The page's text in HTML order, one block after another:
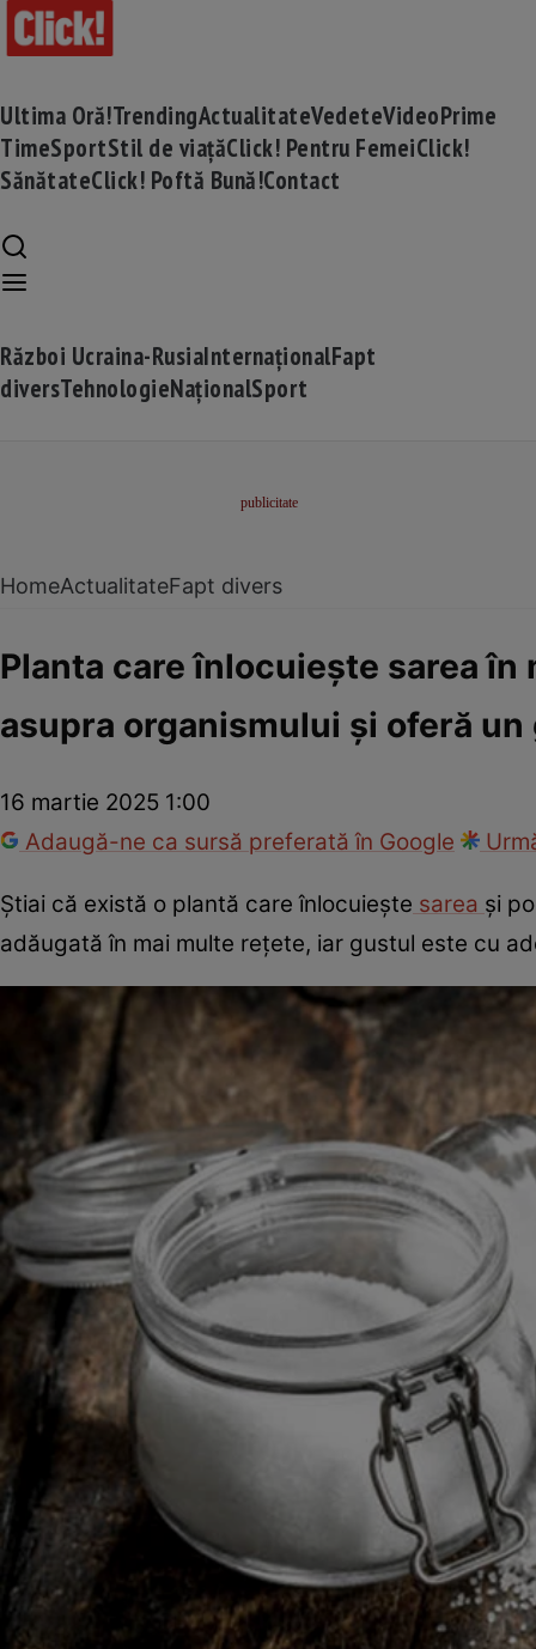
Ultima Oră!TrendingActualitateVedeteVideoPrime
TimeSportStil de viațăClick! Pentru FemeiClick!
SănătateClick! Poftă Bună!Contact
Război Ucraina-RusiaInternaționalFapt
diversTehnologieNaționalSport
HomeActualitateFapt divers
Planta care înlocuiește sarea
asupra organismului și oferă
16 martie 2025 1:00
Adaugă-ne ca sursă preferată în Google
Știai că există o plantă care înlocuiește sarea și
adăugată în mai multe rețete, iar gustul este cu